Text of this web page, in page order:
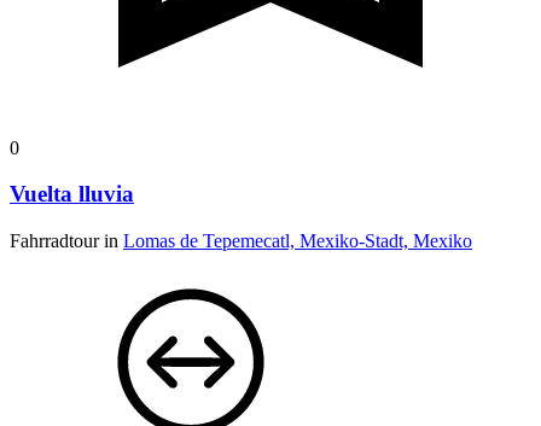
0
Vuelta lluvia
Fahrradtour in Lomas de Tepemecatl, Mexiko-Stadt, Mexiko